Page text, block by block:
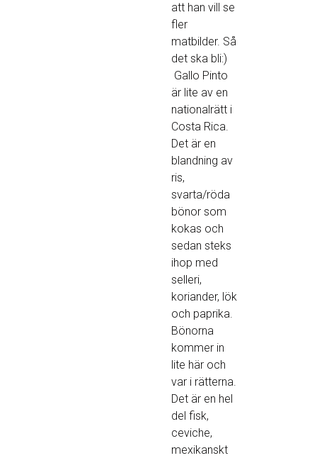
att han vill se
fler
matbilder. Så
det ska bli:)
Gallo Pinto
är lite av en
nationalrätt i
Costa Rica.
Det är en
blandning av
ris,
svarta/röda
bönor som
kokas och
sedan steks
ihop med
selleri,
koriander, lök
och paprika.
Bönorna
kommer in
lite här och
var i rätterna.
Det är en hel
del fisk,
ceviche,
mexikanskt